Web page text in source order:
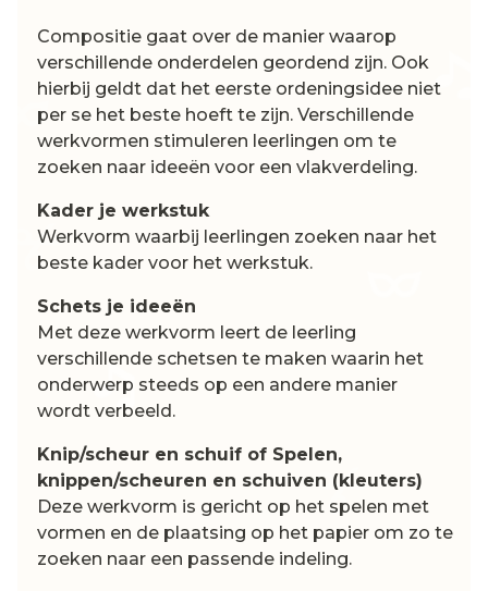
Compositie gaat over de manier waarop
verschillende onderdelen geordend zijn. Ook
hierbij geldt dat het eerste ordeningsidee niet
per se het beste hoeft te zijn. Verschillende
werkvormen stimuleren leerlingen om te
zoeken naar ideeën voor een vlakverdeling.
Kader je werkstuk
Werkvorm waarbij leerlingen zoeken naar het
beste kader voor het werkstuk.
Schets je ideeën
Met deze werkvorm leert de leerling
verschillende schetsen te maken waarin het
onderwerp steeds op een andere manier
wordt verbeeld.
Knip/scheur en schuif of Spelen,
knippen/scheuren en schuiven (kleuters)
Deze werkvorm is gericht op het spelen met
vormen en de plaatsing op het papier om zo te
zoeken naar een passende indeling.